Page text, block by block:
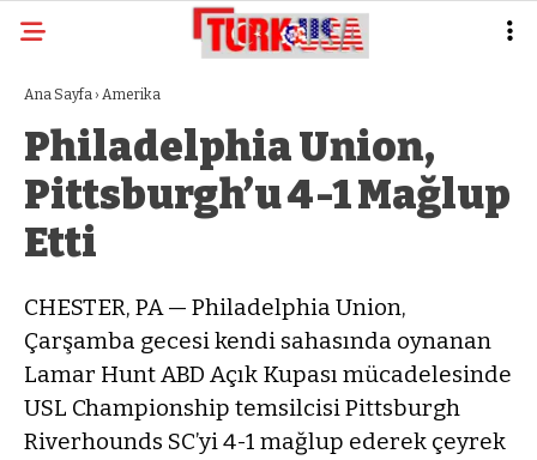
Ana Sayfa › Amerika
Philadelphia Union,
Pittsburgh’u 4-1 Mağlup
Etti
CHESTER, PA — Philadelphia Union,
Çarşamba gecesi kendi sahasında oynanan
Lamar Hunt ABD Açık Kupası mücadelesinde
USL Championship temsilcisi Pittsburgh
Riverhounds SC’yi 4-1 mağlup ederek çeyrek